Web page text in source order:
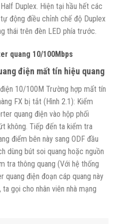
Duplex. Hiện tại hầu hết các
động điều chỉnh chế độ Duplex
thái trên đèn LED phía trước.
quang 10/100Mbps
điện mất tín hiệu quang
10/100M Trường hợp mất tín
FX bị tắt (Hình 2.1): Kiểm
quang điện vào hộp phối
không. Tiếp đến ta kiểm tra
điểm bên này sang ODF đầu
dùng bút soi quang hoặc nguồn
tra thông quang (Với hệ thống
điện đoạn cáp quang này
gọi cho nhân viên nhà mạng